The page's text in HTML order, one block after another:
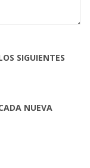
SIGUIENTES
NUEVA